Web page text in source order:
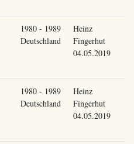
1980 - 1989
Deutschland
Heinz
Fingerhut
04.05.2019
1980 - 1989
Deutschland
Heinz
Fingerhut
04.05.2019